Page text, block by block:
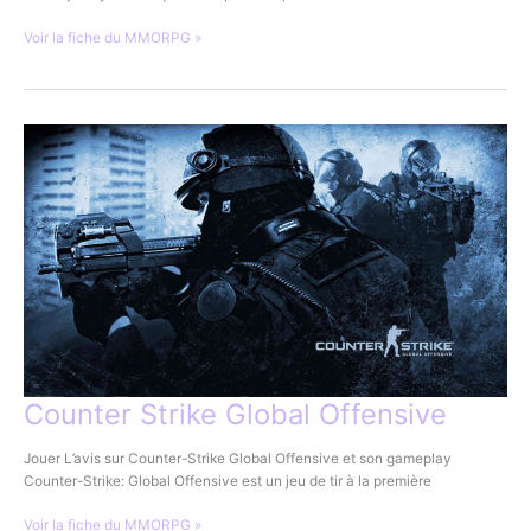
PlanetSide
Voir la fiche du MMORPG »
Counter Strike Global Offensive
Jouer L’avis sur Counter-Strike Global Offensive et son gameplay
Counter-Strike: Global Offensive est un jeu de tir à la première
Counter
Voir la fiche du MMORPG »